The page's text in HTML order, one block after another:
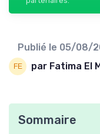
Publié le 05/08/
par Fatima El
Sommaire